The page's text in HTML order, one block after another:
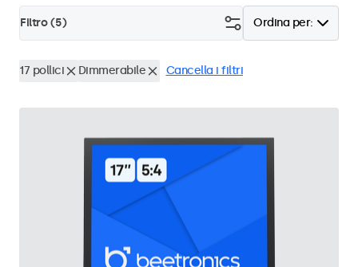
Ordina per:
Filtro (5)
17 pollici Dimmerabile Cancella i filtri